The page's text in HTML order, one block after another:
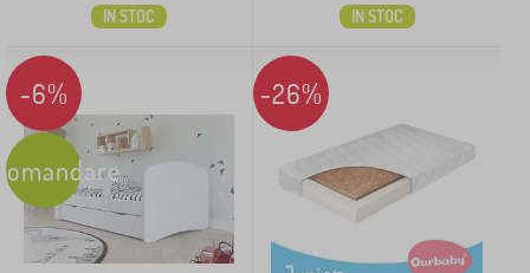
IN STOC IN STOC
-6% -26%